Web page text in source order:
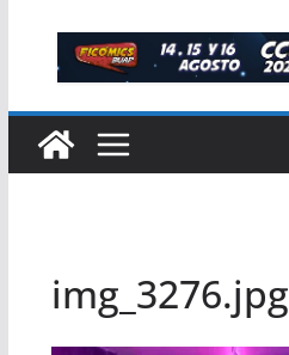
img_3276.jpg